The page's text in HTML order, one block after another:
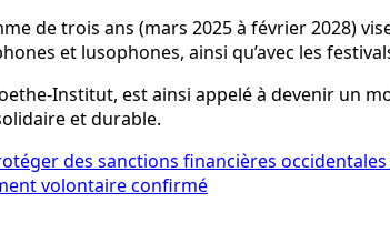
de trois ans (mars 2025 à février 2028)
et lusophones, ainsi qu’avec les
Institut, est ainsi appelé à devenir un
et durable.
des sanctions financières occidentales
volontaire confirmé